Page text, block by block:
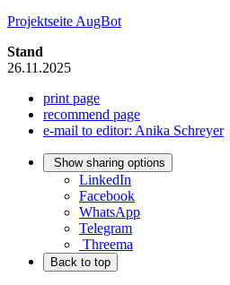
Projektseite AugBot
Stand
26.11.2025
print page
recommend page
e-mail to editor: Anika Schreyer
Show sharing options
LinkedIn
Facebook
WhatsApp
Telegram
Threema
Back to top